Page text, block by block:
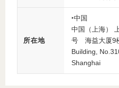
所在地
‣中国
中国（上海）
号 海益大厦9
Building,
Shanghai